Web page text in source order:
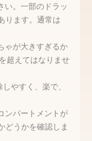
い。一部のドラッ
ります。通常は
ゃが大きすぎるか
超えてはなりませ
やすく、楽で、
ンパートメントが
どうかを確認しま